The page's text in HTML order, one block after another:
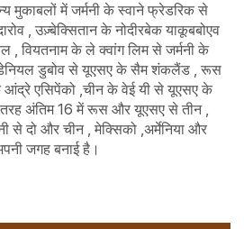
मुकाबलों में जर्मनी के स्वाने फ्रेडरिक से
, उज़्बेक्सितान के नोदीरबेक याकूबबोएव
, वियतनाम के ले क्वांग लिम से जर्मनी के
डुबोव से यूएसए के सैम शंकलैंड , रूस
एसिपेंको ,चीन के वेई यी से यूएसए के
अंतिम 16 में रूस और यूएसए से तीन ,
से दो और चीन , मेक्सिको ,अर्मेनिया और
जगह बनाई है।